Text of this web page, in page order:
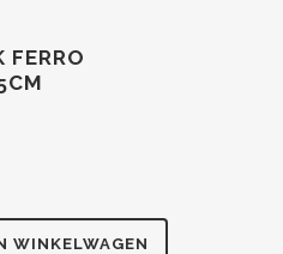
FERRO
WINKELWAGEN